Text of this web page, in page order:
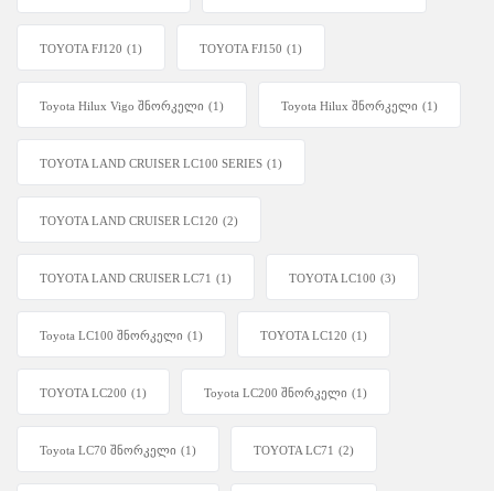
TOYOTA FJ120 (1) TOYOTA FJ150 (1)
Toyota Hilux Vigo შნორკელი (1) Toyota Hilux შნორკელი (1)
TOYOTA LAND CRUISER LC100 SERIES (1)
TOYOTA LAND CRUISER LC120 (2)
TOYOTA LAND CRUISER LC71 (1) TOYOTA LC100 (3)
Toyota LC100 შნორკელი (1) TOYOTA LC120 (1)
TOYOTA LC200 (1) Toyota LC200 შნორკელი (1)
Toyota LC70 შნორკელი (1) TOYOTA LC71 (2)